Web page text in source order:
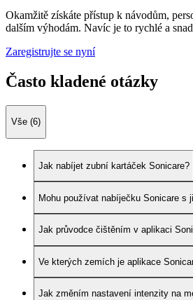
Okamžitě získáte přístup k návodům,
dalším výhodám. Navíc je to rychlé a
Zaregistrujte se nyní
Často kladené otázky
Vše (6)
Jak nabíjet zubní kartáček Sonicare?
Mohu používat nabíječku Sonicare s
Jak průvodce čištěním v aplikaci
Ve kterých zemích je aplikace
Jak změním nastavení intenzity na